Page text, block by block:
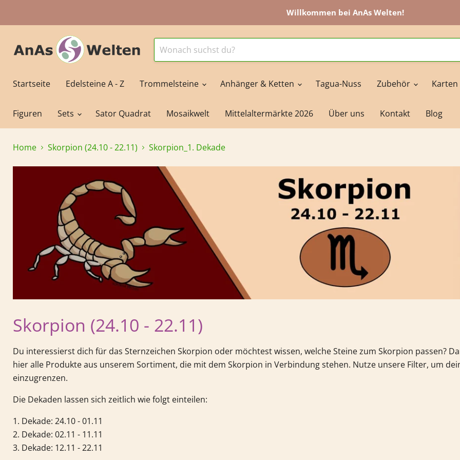
Willkommen bei AnAs Welten!
Startseite
Edelsteine A - Z Trommelsteine Anhänger & Ketten Tagua-Nuss Zubehör Karten
Figuren Sets Sator Quadrat Mosaikwelt Mittelaltermärkte 2026 Über uns Kontakt Blog
Home Skorpion (24.10 - 22.11) Skorpion_1. Dekade
Skorpion (24.10 - 22.11)
Du interessierst dich für das Sternzeichen Skorpion oder möchtest wissen, welche Steine zum Skorpion passen?
hier alle Produkte aus unserem Sortiment, die mit dem Skorpion in Verbindung stehen. Nutze unsere Filter, um
einzugrenzen.
Die Dekaden lassen sich zeitlich wie folgt einteilen:
1. Dekade: 24.10 - 01.11
2. Dekade: 02.11 - 11.11
3. Dekade: 12.11 - 22.11